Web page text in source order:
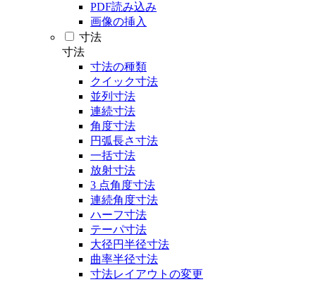
PDF読み込み
画像の挿入
寸法
寸法
寸法の種類
クイック寸法
並列寸法
連続寸法
角度寸法
円弧長さ寸法
一括寸法
放射寸法
3 点角度寸法
連続角度寸法
ハーフ寸法
テーパ寸法
大径円半径寸法
曲率半径寸法
寸法レイアウトの変更